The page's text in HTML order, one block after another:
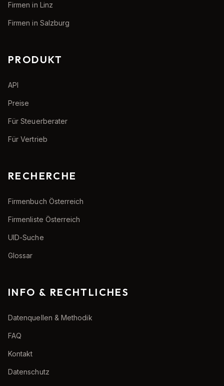
Firmen in Linz
Firmen in Salzburg
PRODUKT
API
Preise
Für Steuerberater
Für Vertrieb
RECHERCHE
Firmenbuch Österreich
Firmenliste Österreich
UID-Suche
Glossar
INFO & RECHTLICHES
Datenquellen & Methodik
FAQ
Kontakt
Datenschutz